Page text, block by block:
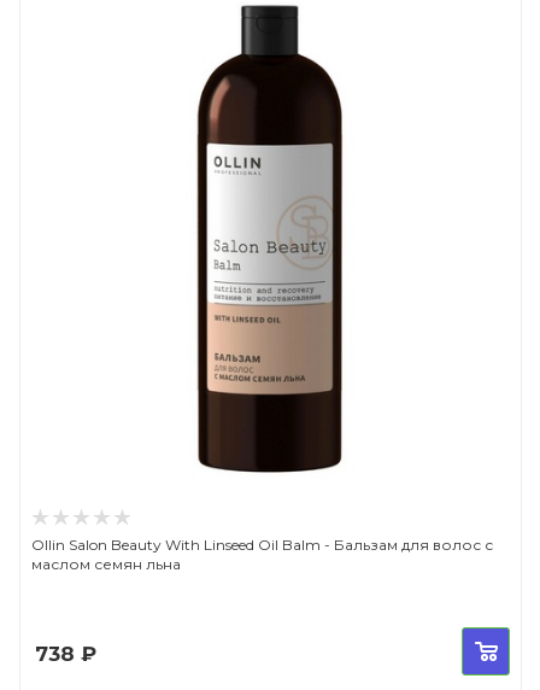
Ollin Salon Beauty With Linseed Oil Balm - Бальзам для волос с
маслом семян льна
738 ₽